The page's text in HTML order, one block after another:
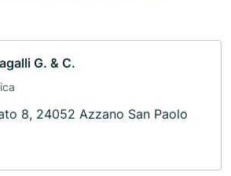
G. & C.
8, 24052 Azzano San Paolo